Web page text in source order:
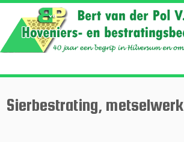
Ga
inhoud
Sierbestrating, metselwerk